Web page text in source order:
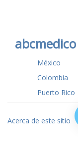
abcmedico
México
Colombia
Puerto Rico
Acerca de este sitio